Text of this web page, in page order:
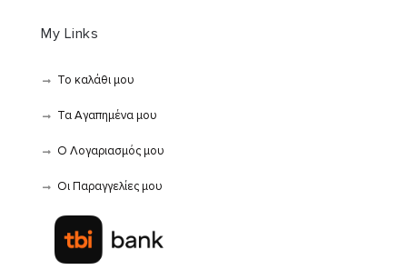
My Links
Το καλάθι μου
Τα Αγαπημένα μου
Ο Λογαριασμός μου
Οι Παραγγελίες μου